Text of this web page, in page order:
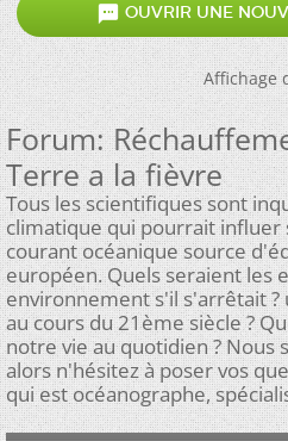
 OUVRIR UNE
Affichage
Forum:
Terre a la fièvre
Tous les scientifiques sont
climatique qui pourrait influer
courant océanique source
européen. Quels seraient les
environnement s'il s'arrêtait
au cours du 21ème siècle ?
notre vie au quotidien ? Nous
alors n'hésitez à poser vos
qui est océanographe,